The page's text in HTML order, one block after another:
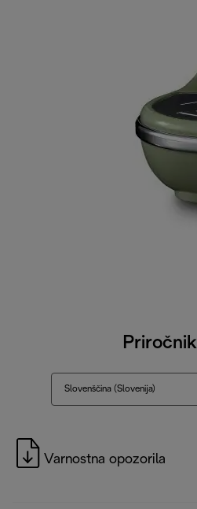
Slovenščina (Slovenija)
Varnostna opozorila